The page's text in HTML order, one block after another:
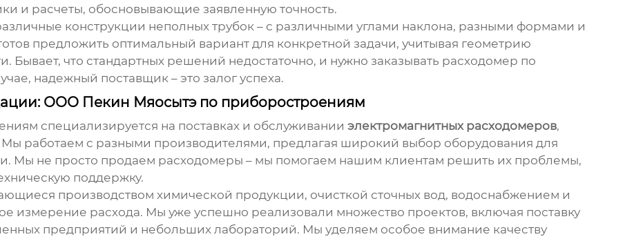
и расчеты, обосновывающие заявленную точность.
конструкции неполных трубок – с различными углами наклона, разными формами и
предложить оптимальный вариант для конкретной задачи, учитывая геометрию
Бывает, что стандартных решений недостаточно, и нужно заказывать расходомер по
надежный поставщик – это залог успеха.
ООО Пекин Мяосытэ по приборостроениям
специализируется на поставках и обслуживании электромагнитных расходомеров,
работаем с разными производителями, предлагая широкий выбор оборудования для
Мы не просто продаем расходомеры – мы помогаем нашим клиентам решить их проблемы,
поддержку.
производством химической продукции, очисткой сточных вод, водоснабжением и
измерение расхода. Мы уже успешно реализовали множество проектов, включая поставку
предприятий и небольших лабораторий. Мы уделяем особое внимание качеству